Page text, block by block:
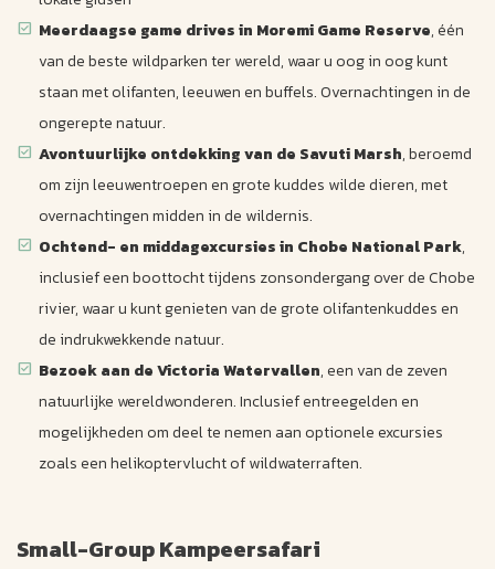
Meerdaagse game drives in Moremi Game Reserve, één
van de beste wildparken ter wereld, waar u oog in oog kunt
staan met olifanten, leeuwen en buffels. Overnachtingen in de
ongerepte natuur.
Avontuurlijke ontdekking van de Savuti Marsh, beroemd
om zijn leeuwentroepen en grote kuddes wilde dieren, met
overnachtingen midden in de wildernis.
Ochtend- en middagexcursies in Chobe National Park,
inclusief een boottocht tijdens zonsondergang over de Chobe
rivier, waar u kunt genieten van de grote olifantenkuddes en
de indrukwekkende natuur.
Bezoek aan de Victoria Watervallen, een van de zeven
natuurlijke wereldwonderen. Inclusief entreegelden en
mogelijkheden om deel te nemen aan optionele excursies
zoals een helikoptervlucht of wildwaterraften.
Small-Group Kampeersafari